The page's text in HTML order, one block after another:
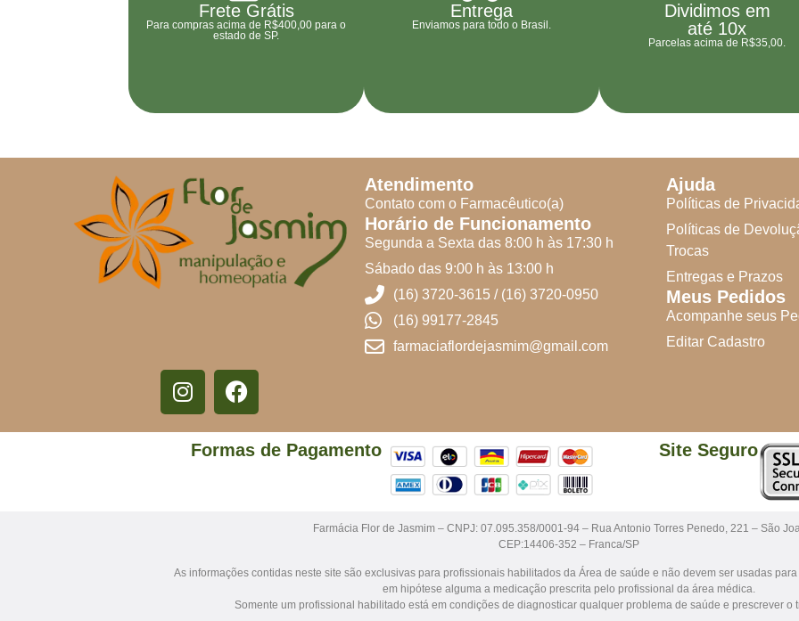
Frete Grátis
Para compras acima de R$400,00 para o
estado de SP.
Entrega
Enviamos para todo o Brasil.
Dividimos em
até 10x
Parcelas acima de R$35,00.
Atendimento
Contato com o Farmacêutico(a)
Horário de Funcionamento
Segunda a Sexta das 8:00 h às 17:30 h
Sábado das 9:00 h às 13:00 h
(16) 3720-3615 / (16) 3720-0950
(16) 99177-2845
farmaciaflordejasmim@gmail.com
Ajuda
Políticas de
Políticas de
Trocas
Entregas e Prazos
Meus Pedidos
Acompanhe seus
Editar Cadastro
Formas de Pagamento Site Seguro
Farmácia Flor de Jasmim – CNPJ: 07.095.358/0001-94 – Rua Antonio Torres Penedo, 221 – São
CEP:14406-352 – Franca/SP
As informações contidas neste site são exclusivas para profissionais habilitados da Área de saúde e não devem ser usadas
em hipótese alguma a medicação prescrita pelo profissional da área médica.
Somente um profissional habilitado está em condições de diagnosticar qualquer problema de saúde e prescrever o